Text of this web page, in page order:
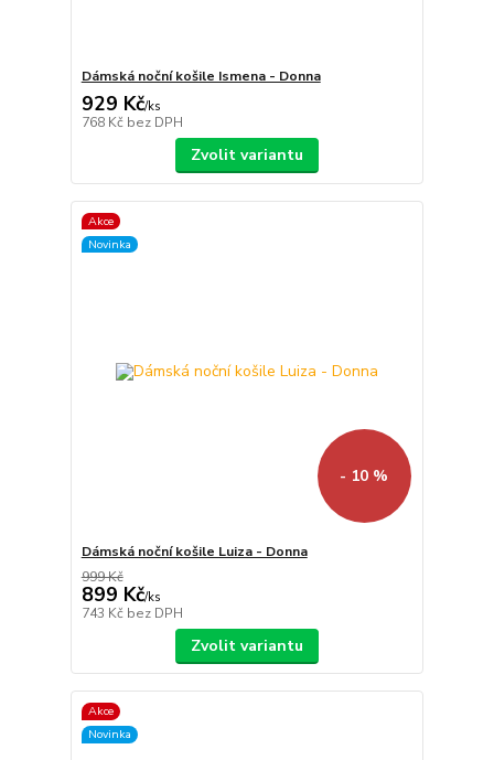
Dámská noční košile Ismena - Donna
929 Kč/ks
768 Kč bez DPH
Zvolit variantu
Akce
Novinka
- 10 %
Dámská noční košile Luiza - Donna
999 Kč
899 Kč/ks
743 Kč bez DPH
Zvolit variantu
Akce
Novinka